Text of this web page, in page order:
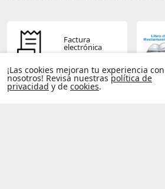
Factura
electrónica
Términos y
Platanitos Favoritos
¡Las cookies mejoran tu experiencia con
nosotros! Revisa nuestras política de
privacidad y de cookies.